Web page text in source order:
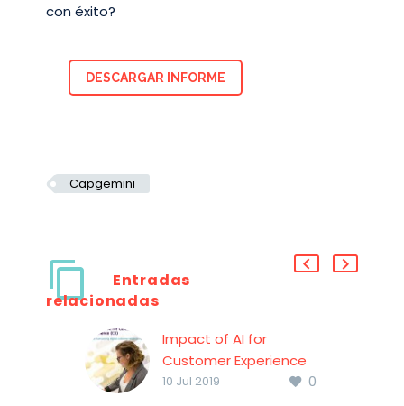
con éxito?
DESCARGAR INFORME
Capgemini
Entradas
relacionadas
Impact of AI for
Customer Experience
(CX)
0
10 Jul 2019